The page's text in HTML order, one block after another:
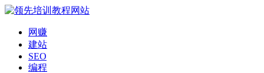
网赚
建站
SEO
编程